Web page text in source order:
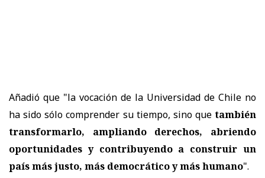
Añadió que "la vocación de la Universidad de Chile no
ha sido sólo comprender su tiempo, sino quetambién
transformarlo, ampliando derechos, abriendo
oportunidades y contribuyendo a construir un
país más justo, más democrático y más humano".